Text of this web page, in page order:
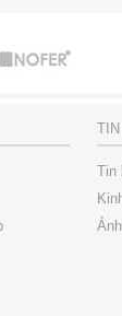
Tin